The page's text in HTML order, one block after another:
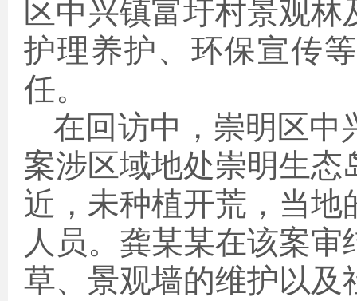
区中兴镇富圩村景观
护理养护、环保宣传
任。
在回访中，崇明区中
案涉区域地处崇明生
近，未种植开荒， 当地
人员。 龚某某在该案审
草、景观墙的维护以及